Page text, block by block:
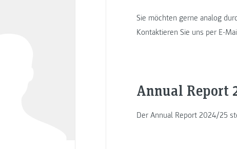
Sie möchten gerne analog
Kontaktieren Sie uns per E-
Annual Report
Der Annual Report 2024/25